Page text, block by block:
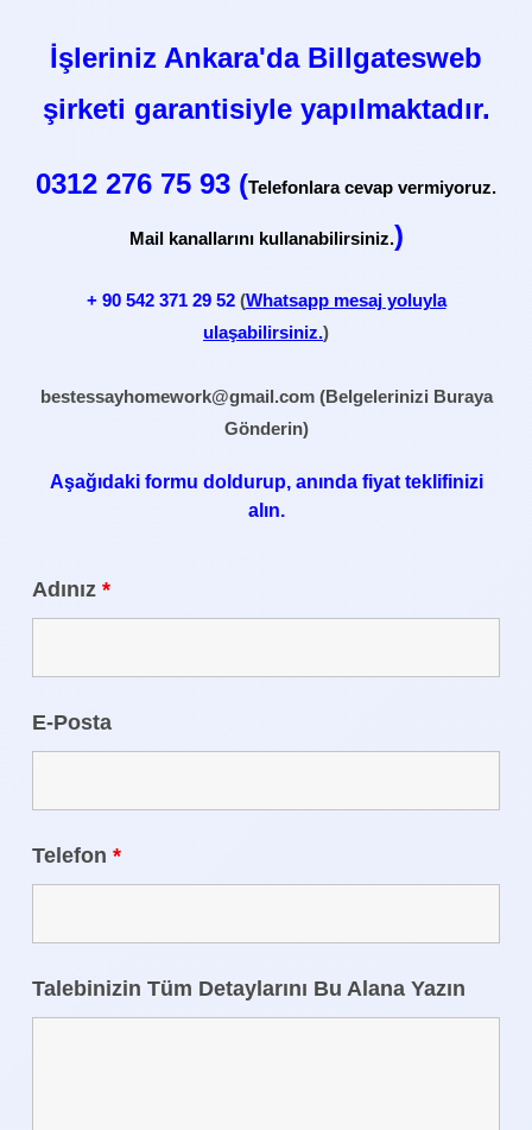
İşleriniz Ankara'da Billgatesweb
şirketi garantisiyle yapılmaktadır.
0312 276 75 93 (Telefonlara cevap vermiyoruz.
Mail kanallarını kullanabilirsiniz.)
+ 90 542 371 29 52(Whatsapp mesaj yoluyla
ulaşabilirsiniz.)
bestessayhomework@gmail.com(Belgelerinizi Buraya
Gönderin)
Aşağıdaki formu doldurup, anında fiyat teklifinizi
alın.
Adınız*
E-Posta
Telefon*
Talebinizin Tüm Detaylarını Bu Alana Yazın